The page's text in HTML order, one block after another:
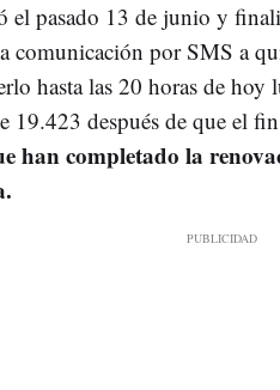
el pasado 13 de junio y
comunicación por SMS a
hasta las 20 horas de hoy
19.423 después de que el
han completado la